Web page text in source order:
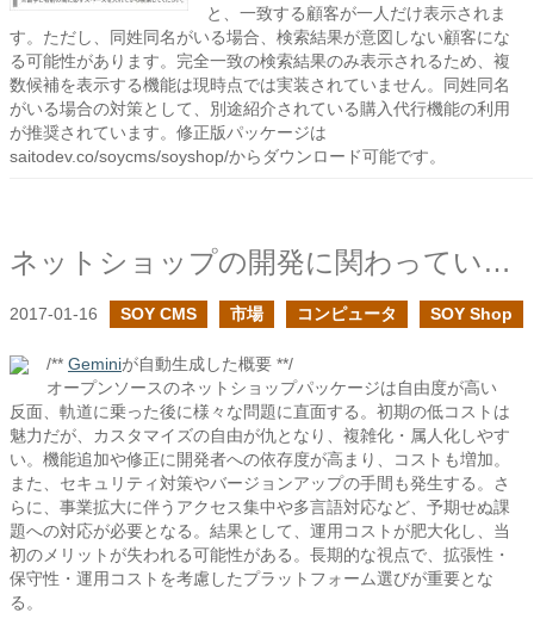
と、一致する顧客が一人だけ表示されま
す。ただし、同姓同名がいる場合、検索結果が意図しない顧客にな
る可能性があります。完全一致の検索結果のみ表示されるため、複
数候補を表示する機能は現時点では実装されていません。同姓同名
がいる場合の対策として、別途紹介されている購入代行機能の利用
が推奨されています。修正版パッケージは
saitodev.co/soycms/soyshop/からダウンロード可能です。
ネットショップの開発に関わっていて一番すごいと感じたサイトについて
2017-01-16 SOY CMS 市場 コンピュータ SOY Shop
/** Geminiが自動生成した概要 **/
オープンソースのネットショップパッケージは自由度が高い
反面、軌道に乗った後に様々な問題に直面する。初期の低コストは
魅力だが、カスタマイズの自由が仇となり、複雑化・属人化しやす
い。機能追加や修正に開発者への依存度が高まり、コストも増加。
また、セキュリティ対策やバージョンアップの手間も発生する。さ
らに、事業拡大に伴うアクセス集中や多言語対応など、予期せぬ課
題への対応が必要となる。結果として、運用コストが肥大化し、当
初のメリットが失われる可能性がある。長期的な視点で、拡張性・
保守性・運用コストを考慮したプラットフォーム選びが重要とな
る。